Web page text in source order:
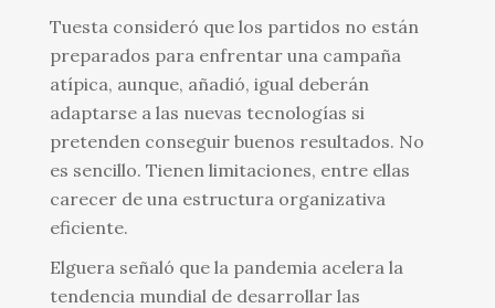
Tuesta consideró que los partidos no están
preparados para enfrentar una campaña
atípica, aunque, añadió, igual deberán
adaptarse a las nuevas tecnologías si
pretenden conseguir buenos resultados. No
es sencillo. Tienen limitaciones, entre ellas
carecer de una estructura organizativa
eficiente.
Elguera señaló que la pandemia acelera la
tendencia mundial de desarrollar las